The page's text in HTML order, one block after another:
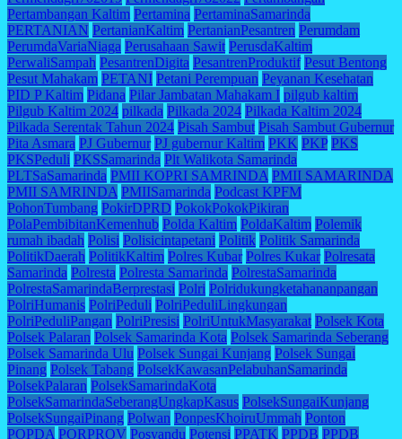
Pertambangan Kaltim Pertamina PertaminaSamarinda
PERTANIAN PertanianKaltim PertanianPesantren Perumdam
PerumdaVariaNiaga Perusahaan Sawit PerusdaKaltim
PerwaliSampah PesantrenDigita PesantrenProduktif Pesut Bentong
Pesut Mahakam PETANI Petani Perempuan Peyanan Kesehatan
PID P Kaltim Pidana Pilar Jambatan Mahakam I pilgub kaltim
Pilgub Kaltim 2024 pilkada Pilkada 2024 Pilkada Kaltim 2024
Pilkada Serentak Tahun 2024 Pisah Sambut Pisah Sambut Gubernur
Pita Asmara PJ Gubernur PJ gubernur Kaltim PKK PKP PKS
PKSPeduli PKSSamarinda Plt Walikota Samarinda
PLTSaSamarinda PMII KOPRI SAMRINDA PMII SAMARINDA
PMII SAMRINDA PMIISamarinda Podcast KPFM
PohonTumbang PokirDPRD PokokPokokPikiran
PolaPembibitanKemenhub Polda Kaltim PoldaKaltim Polemik
rumah ibadah Polisi Polisicintapetani Politik Politik Samarinda
PolitikDaerah PolitikKaltim Polres Kubar Polres Kukar Polresata
Samarinda Polresta Polresta Samarinda PolrestaSamarinda
PolrestaSamarindaBerprestasi Polri Polridukungketahananpangan
PolriHumanis PolriPeduli PolriPeduliLingkungan
PolriPeduliPangan PolriPresisi PolriUntukMasyarakat Polsek Kota
Polsek Palaran Polsek Samarinda Kota Polsek Samarinda Seberang
Polsek Samarinda Ulu Polsek Sungai Kunjang Polsek Sungai
Pinang Polsek Tabang PolsekKawasanPelabuhanSamarinda
PolsekPalaran PolsekSamarindaKota
PolsekSamarindaSeberangUngkapKasus PolsekSungaiKunjang
PolsekSungaiPinang Polwan PonpesKhoiruUmmah Ponton
POPDA PORPROV Posyandu Potensi PPATK PPDB PPDB